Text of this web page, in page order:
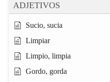
ADJETIVOS
Sucio, sucia
Limpiar
Limpio, limpia
Gordo, gorda